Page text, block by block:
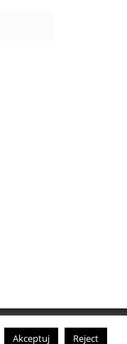
Akceptuj Reject